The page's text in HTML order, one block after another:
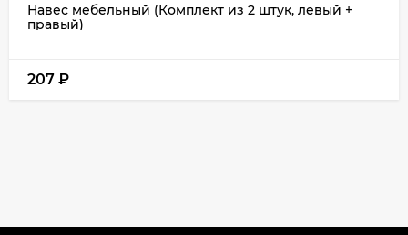
Навес мебельный (Комплект из 2 штук, левый +
правый)
207 ₽